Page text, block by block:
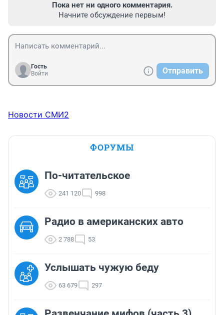
Пока нет ни одного комментария.
Начните обсуждение первым!
Гость
Войти
Отправить
Новости СМИ2
ФОРУМЫ
По-читательское
241 120 998
Радио в американских авто
2 788 53
Услышать чужую беду
63 679 297